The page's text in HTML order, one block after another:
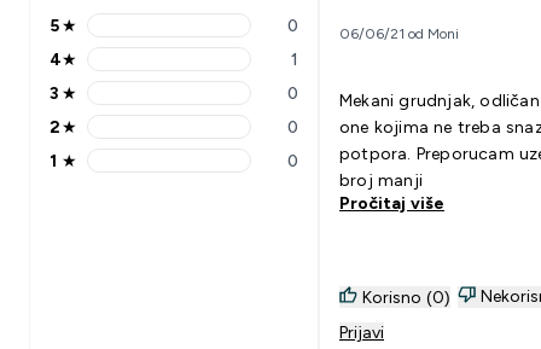
5 stars rating 0 reviews
5★ 0
4 stars rating 1 reviews
4★ 1
3 stars rating 0 reviews
3 ★ 0
2 stars rating 0 reviews
2★ 0
1 stars rating 0 reviews
1 ★ 0
06/06/21 od Moni
Mekani grudnjak,
one kojima ne treba
potpora. Preporucam
broj manji
Pročitaj više
Korisno (0)
Prijavi